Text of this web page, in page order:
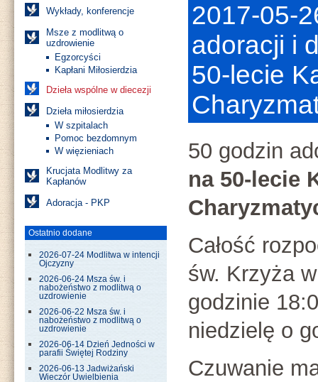
Wykłady, konferencje
Msze z modlitwą o
uzdrowienie
Egzorcyści
Kapłani Miłosierdzia
Dzieła wspólne w diecezji
Dzieła miłosierdzia
W szpitalach
Pomoc bezdomnym
W więzieniach
Krucjata Modlitwy za
Kapłanów
Adoracja - PKP
Ostatnio dodane
2026-07-24 Modlitwa w intencji
Ojczyzny
2026-06-24 Msza św. i
nabożeństwo z modlitwą o
uzdrowienie
2026-06-22 Msza św. i
nabożeństwo z modlitwą o
uzdrowienie
2026-06-14 Dzień Jedności w
parafii Świętej Rodziny
2026-06-13 Jadwiżański
Wieczór Uwielbienia
2017-05-
adoracji i
50-lecie
50 godzin
na 50-lecie
Całość
św. Krzyża
godzinie
niedzielę o
Czuwanie